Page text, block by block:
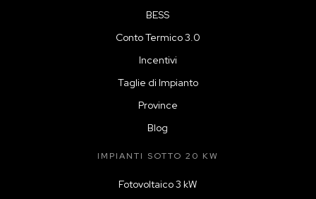
BESS
Conto Termico 3.0
Incentivi
Taglie di Impianto
Province
Blog
IMPIANTI SOTTO 20 KW
Fotovoltaico 3 kW